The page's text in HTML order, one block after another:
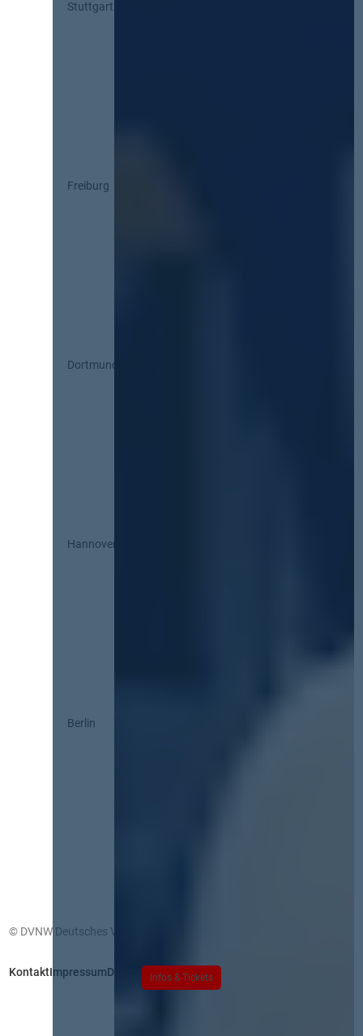
Infos & Tickets
Stuttgart
Freiburg
Dortmund
Hannover
Berlin
© DVNW Deutsches Vergabenetzwerk GmbH
KontaktImpressumDatenschutz